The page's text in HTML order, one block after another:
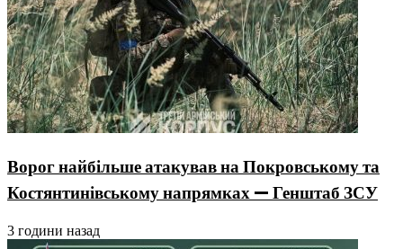
Ворог найбільше атакував на Покровському та
Костянтинівському напрямках — Генштаб ЗСУ
3 години назад